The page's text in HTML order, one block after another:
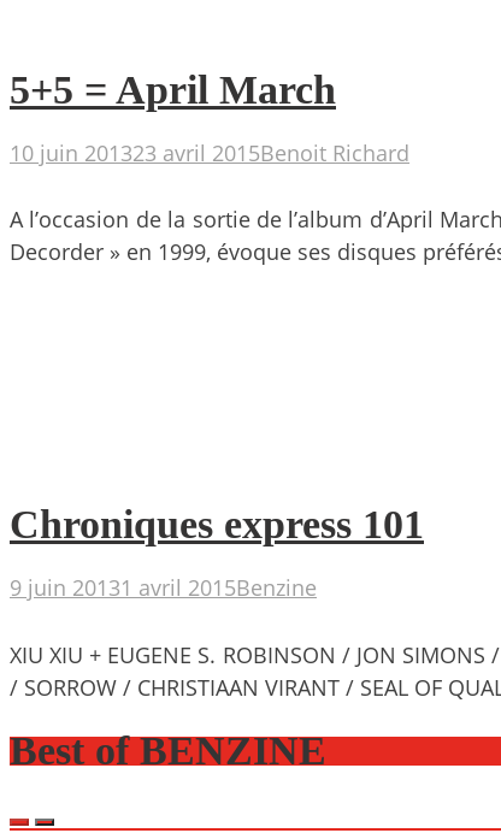
5+5 = April March
10 juin 201323 avril 2015Benoit Richard
A l’occasion de la sortie de l’album d’April
Decorder » en 1999, évoque ses disques
Chroniques express 101
9 juin 20131 avril 2015Benzine
XIU XIU + EUGENE S. ROBINSON / JON
/ SORROW / CHRISTIAAN VIRANT / SEAL OF
Best of BENZINE